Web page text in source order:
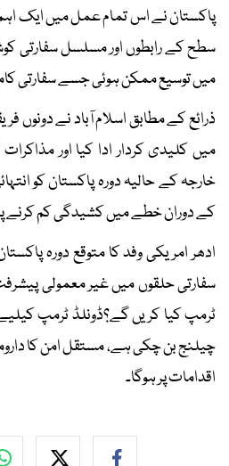
پاکستان نے اس تمام عمل میں ایک اہم
سطح کے رابطوں اور مسلسل
میں توسیع ممکن ہوئی جسے سفارتی
ذرائع کے مطابق اسلام آباد نے دونوں
میں کلیدی کردار ادا کیا اور مذاکرات
خارجہ کے حالیہ دورہ پاکستان کو
کے دوران خطے میں کشیدگی کم کرنے
ادھر امریکی وفد کا متوقع دورہ
سفارتی حلقوں میں غیر معمولی
ٹرمپ کیا کریں گے؟ڈونلڈ ٹرمپ
چیلنج بن چکی ہے، مستقل امن کا
اقدامات پر ہوگا۔